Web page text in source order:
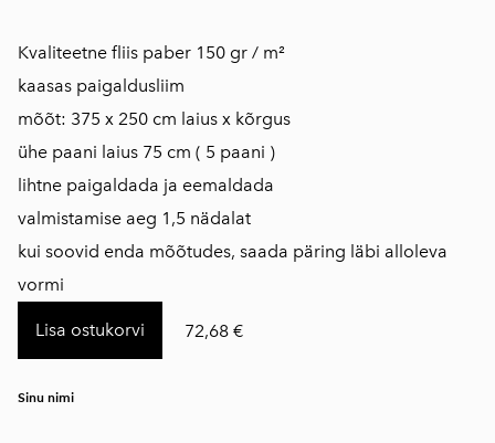
​​​​​​​Kvaliteetne fliis paber 150 gr / m²
kaasas paigaldusliim
mõõt: 375 x 250 cm laius x kõrgus
ühe paani laius 75 cm ( 5 paani )
lihtne paigaldada ja eemaldada
​valmistamise aeg 1,5 nädalat
kui soovid enda mõõtudes, saada päring läbi alloleva
vormi
Lisa ostukorvi 72,68 €
Sinu nimi